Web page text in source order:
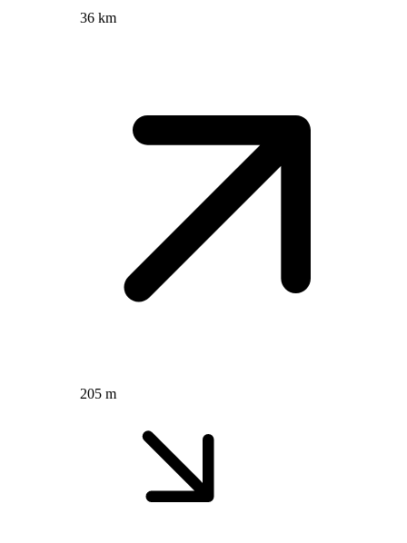
36 km
205 m